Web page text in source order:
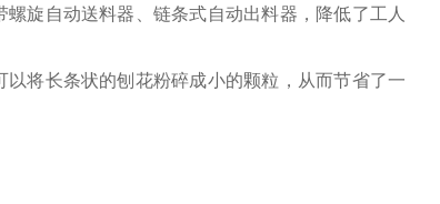
旋自动送料器、链条式自动出料器，降低了工人
将长条状的刨花粉碎成小的颗粒，从而节省了一